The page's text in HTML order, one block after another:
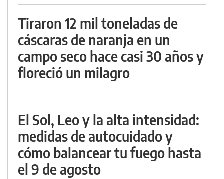
Tiraron 12 mil toneladas de
cáscaras de naranja en un
campo seco hace casi 30 años y
floreció un milagro
El Sol, Leo y la alta intensidad:
medidas de autocuidado y
cómo balancear tu fuego hasta
el 9 de agosto